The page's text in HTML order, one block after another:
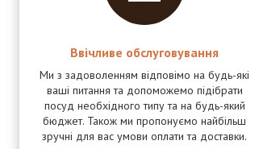
Ввічливе обслуговування
Ми з задоволенням відповімо на будь-які
ваші питання та допоможемо підібрати
посуд необхідного типу та на будь-який
бюджет. Також ми пропонуємо найбільш
зручні для вас умови оплати та доставки.